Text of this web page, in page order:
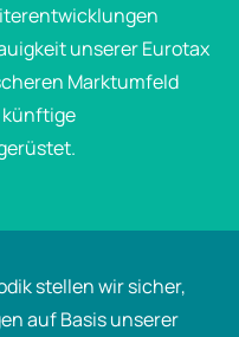
unserer Eurotax
Marktumfeld
künftige
stellen wir sicher,
auf Basis unserer